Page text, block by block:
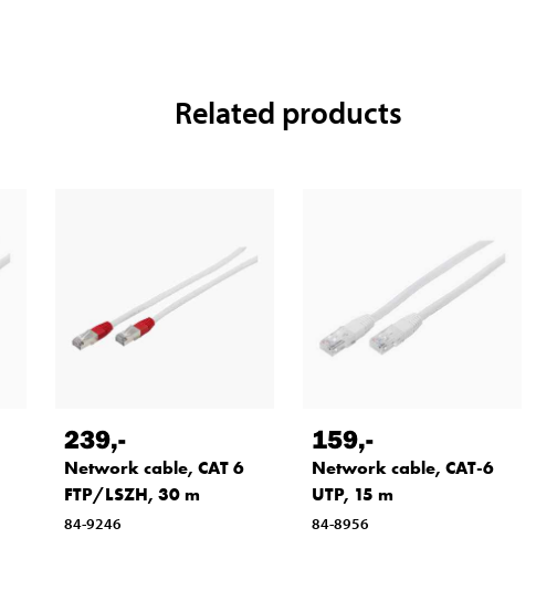
Related products
239,-
Network cable, CAT 6
FTP/LSZH, 30 m
84-9246
159,-
Network cable, CAT-6
UTP, 15 m
84-8956